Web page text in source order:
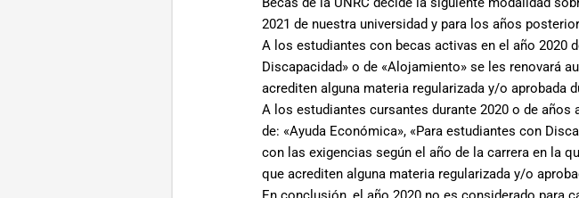
2021 de nuestra universidad y para los años
A los estudiantes con becas activas en el año 2020
Discapacidad» o de «Alojamiento» se les renovará
acrediten alguna materia regularizada y/o aprobada
A los estudiantes cursantes durante 2020 o de
de: «Ayuda Económica», «Para estudiantes con
con las exigencias según el año de la carrera en la
que acrediten alguna materia regularizada y/o